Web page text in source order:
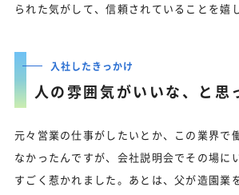
られた気がして、信頼されていることを嬉
入社したきっかけ
人の雰囲気がいいな、と思
元々営業の仕事がしたいとか、この業界で
なかったんですが、会社説明会でその場に
すごく惹かれました。あとは、父が造園業